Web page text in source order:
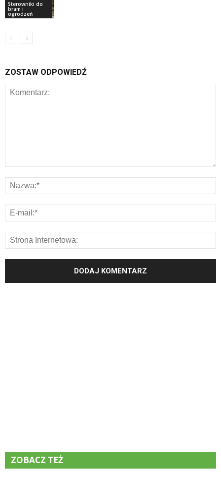
Sterowniki do
bram i
ogrodzeń
ZOSTAW ODPOWIEDŹ
ZOBACZ TEŻ